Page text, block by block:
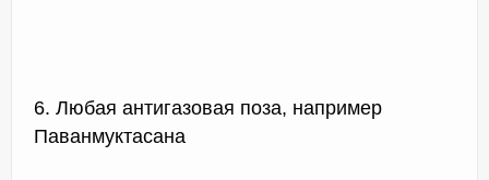
6. Любая антигазовая поза, например
Паванмуктасана